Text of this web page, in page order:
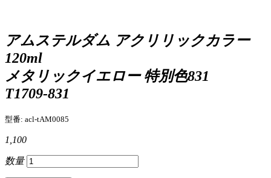
アムステルダム アクリリックカラー
120ml
メタリックイエロー 特別色831
T1709-831
型番: acl-tAM0085
1,100
数量